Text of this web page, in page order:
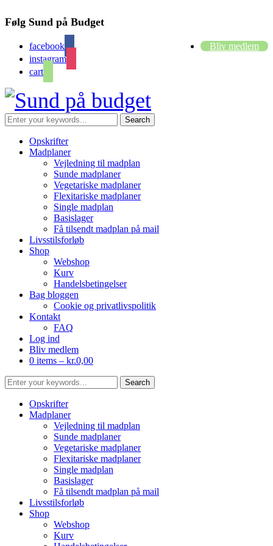
Følg Sund på Budget
facebook
instagram
cart
Bliv medlem
Opskrifter
Madplaner
Vejledning til madplan
Sunde madplaner
Vegetariske madplaner
Flexitariske madplaner
Single madplan
Basislager
Få tilsendt madplan på mail
Livsstilsforløb
Shop
Webshop
Kurv
Handelsbetingelser
Bag bloggen
Cookie og privatlivspolitik
Kontakt
FAQ
Log ind
Bliv medlem
0 items – kr.0,00
Opskrifter
Madplaner
Vejledning til madplan
Sunde madplaner
Vegetariske madplaner
Flexitariske madplaner
Single madplan
Basislager
Få tilsendt madplan på mail
Livsstilsforløb
Shop
Webshop
Kurv